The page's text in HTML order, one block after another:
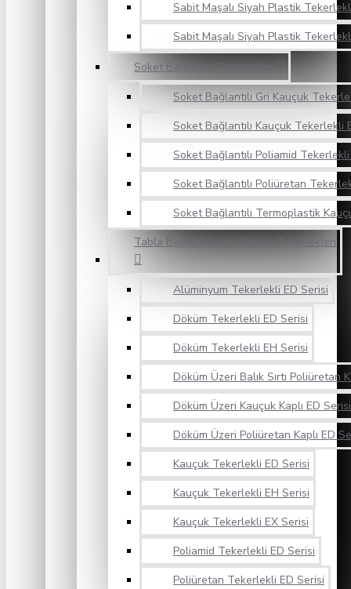
Sabit Maşalı Siyah Plastik
Sabit Maşalı Siyah Plastik
Soket Bağlantılı Tekerlekler
Soket Bağlantılı Gri Kauçuk
Soket Bağlantılı Kauçuk Tekerlekli
Soket Bağlantılı Poliamid
Soket Bağlantılı Poliüretan
Soket Bağlantılı Termoplastik
Tabla Bağlantılı Ağır Sanayi Tekerlekleri
Alüminyum Tekerlekli ED Serisi
Döküm Tekerlekli ED Serisi
Döküm Tekerlekli EH Serisi
Döküm Üzeri Balık Sırtı Poliüretan
Döküm Üzeri Kauçuk Kaplı ED Serisi
Döküm Üzeri Poliüretan Kaplı ED
Kauçuk Tekerlekli ED Serisi
Kauçuk Tekerlekli EH Serisi
Kauçuk Tekerlekli EX Serisi
Poliamid Tekerlekli ED Serisi
Poliüretan Tekerlekli ED Serisi